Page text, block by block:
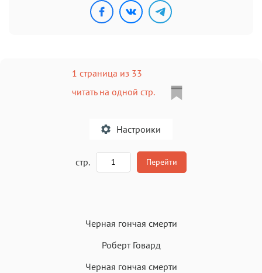
1 страница из 33
читать на одной стр.
Настроики
стр. Перейти
Черная гончая смерти
Роберт Говард
Черная гончая смерти